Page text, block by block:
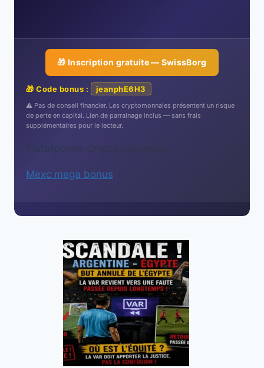
🎁 Inscription gratuite — SwissBorg
🎁 Code bonus : jeanphE6H3
⚠️ Pas de conseil financier. Les cryptomonnaies présentent un risque
de perte en capital. Lien de parrainage inclus — sans frais
supplémentaires pour le lecteur.
Platefporme Crypto partenaire
Mexc mega bonus